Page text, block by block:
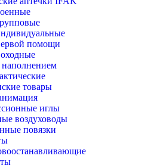
помощи
товары
иглы
воздуховоды
повязки